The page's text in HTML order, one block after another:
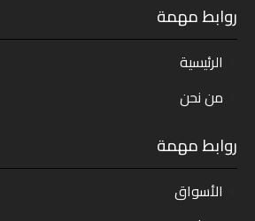
روابط مهمة
الرئيسية
من نحن
روابط مهمة
الأسواق